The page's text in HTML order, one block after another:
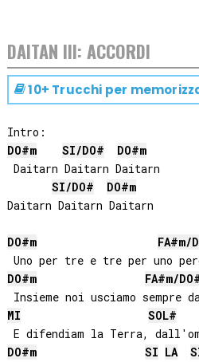
DAITAN III: ACCORDI
10+ Trucchi per
DO#m SI/DO# DO#m
Daitarn Daitarn Daitarn
SI/DO# DO#m
Daitarn Daitarn Daitarn
DO#m FA#m/
DO#m FA#m/
MI
SOL#
DO#m SI LA